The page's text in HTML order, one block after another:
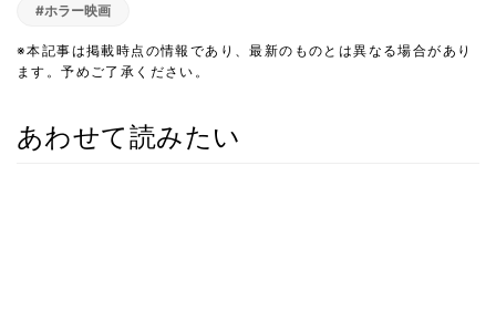
#ホラー映画
※本記事は掲載時点の情報であり、最新のものとは異なる場合があり
ます。予めご了承ください。
あわせて読みたい